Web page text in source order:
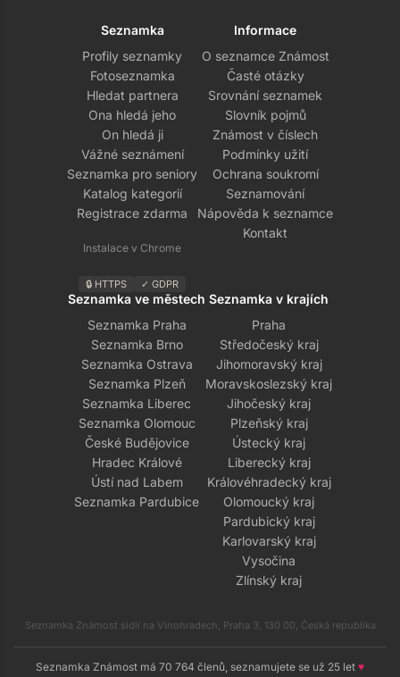
Seznamka
Profily seznamky
Fotoseznamka
Hledat partnera
Ona hledá jeho
On hledá ji
Vážné seznámení
Seznamka pro seniory
Katalog kategorií
Registrace zdarma
Instalace v Chrome
🔒 HTTPS ✓ GDPR
Informace
O seznamce Známost
Časté otázky
Srovnání seznamek
Slovník pojmů
Známost v číslech
Podmínky užití
Ochrana soukromí
Seznamování
Nápověda k seznamce
Kontakt
Seznamka ve městech
Seznamka Praha
Seznamka Brno
Seznamka Ostrava
Seznamka Plzeň
Seznamka Liberec
Seznamka Olomouc
České Budějovice
Hradec Králové
Ústí nad Labem
Seznamka Pardubice
Seznamka v krajích
Praha
Středočeský kraj
Jihomoravský kraj
Moravskoslezský kraj
Jihočeský kraj
Plzeňský kraj
Ústecký kraj
Liberecký kraj
Královéhradecký kraj
Olomoucký kraj
Pardubický kraj
Karlovarský kraj
Vysočina
Zlínský kraj
Seznamka Známost sídlí na Vinohradech, Praha 3, 130 00, Česká republika
Seznamka Známost má 70 764 členů, seznamujete se už 25 let ♥